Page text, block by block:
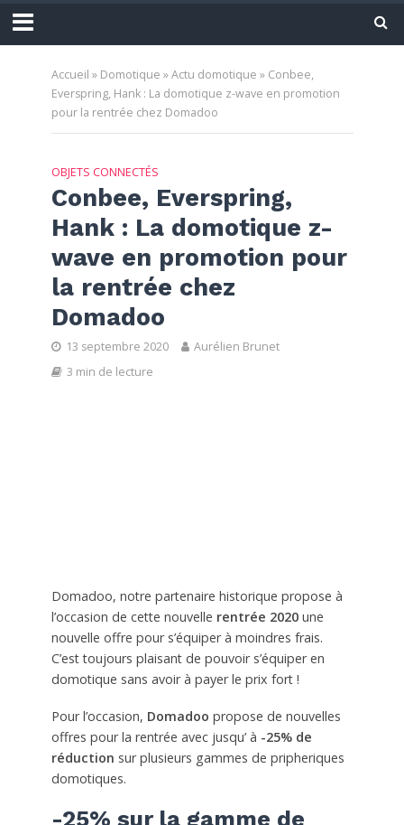
Accueil » Domotique »Actu domotique » Conbee,
Everspring, Hank : La domotique z-wave en promotion
pour la rentrée chez Domadoo
OBJETS CONNECTÉS
Conbee, Everspring,
Hank : La domotique z-
wave en promotion pour
la rentrée chez
Domadoo
13 septembre 2020
Aurélien Brunet
3 min de lecture
Domadoo, notre partenaire historique propose à
l’occasion de cette nouvelle rentrée 2020une
nouvelle offre pour s’équiper à moindres frais.
C’est toujours plaisant de pouvoir s’équiper en
domotique sans avoir à payer le prix fort !
Pour l’occasion, Domadoo propose de nouvelles
offres pour la rentrée avec jusqu’ à -25% de
réduction sur plusieurs gammes de pripheriques
domotiques.
-25% sur la gamme de